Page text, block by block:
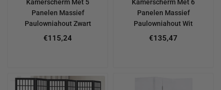
Kamerscherm Met 5
Panelen Massief
Paulowniahout Zwart
€115,24
Kamerscherm Met 6
Panelen Massief
Paulowniahout Wit
€135,47